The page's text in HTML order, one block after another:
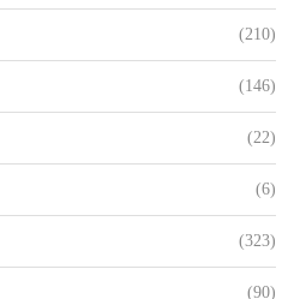
(210)
(146)
(22)
(6)
(323)
(90)